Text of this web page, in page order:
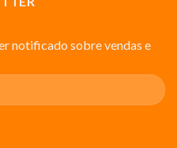
notificado sobre vendas e